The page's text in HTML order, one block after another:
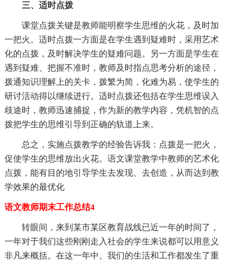
三、适时点拨
课堂点拨关键是教师能明察学生思维的火花，及时加
一把火。适时点拨一方面是在学生遇到疑难时，采用艺术
化的点拨，及时解决学生的疑难问题。另一方面是学生在
遇到疑难、把握不准时，教师及时指点思考分析的途径，
拨通知识理解上的关卡，拨繁为简，化难为易，使学生的
研讨活动得以继续进行。适时点拨还包括在学生思维误入
歧途时，教师迅速捕捉，作为新的教学内容，凭机智的点
拨把学生的思维引导到正确的轨道上来。
总之，实施点拨教学的经验告诉我：点拨是一把火，
促使学生的思维放出火花。语文课堂教学中教师的艺术化
点拨，能有目的地引导学生去发现、去创造，从而达到教
学效果的最优化
语文教师期末工作总结4
转眼间，来到某市某区教育战线已近一年的时间了，
一年对于我们这些刚刚走入社会的学生来说都可以用意义
非凡来概括。在这一年中。我们的生活和工作都发生了重